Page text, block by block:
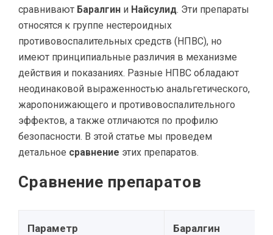
сравнивают Баралгин и Найсулид. Эти препараты
относятся к группе нестероидных
противовоспалительных средств (НПВС), но
имеют принципиальные различия в механизме
действия и показаниях. Разные НПВС обладают
неодинаковой выраженностью анальгетического,
жаропонижающего и противовоспалительного
эффектов, а также отличаются по профилю
безопасности. В этой статье мы проведем
детальное сравнение этих препаратов.
Сравнение препаратов
Параметр Баралгин